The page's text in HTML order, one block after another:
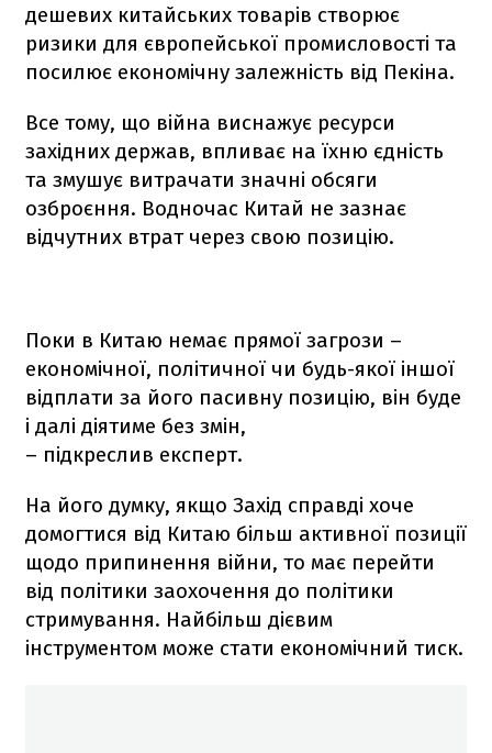
дешевих китайських товарів створює
ризики для європейської промисловості та
посилює економічну залежність від Пекіна.
Все тому, що війна виснажує ресурси
західних держав, впливає на їхню єдність
та змушує витрачати значні обсяги
озброєння. Водночас Китай не зазнає
відчутних втрат через свою позицію.
Поки в Китаю немає прямої загрози –
економічної, політичної чи будь-якої іншої
відплати за його пасивну позицію, він буде
і далі діятиме без змін,
– підкреслив експерт.
На його думку, якщо Захід справді хоче
домогтися від Китаю більш активної позиції
щодо припинення війни, то має перейти
від політики заохочення до політики
стримування. Найбільш дієвим
інструментом може стати економічний тиск.